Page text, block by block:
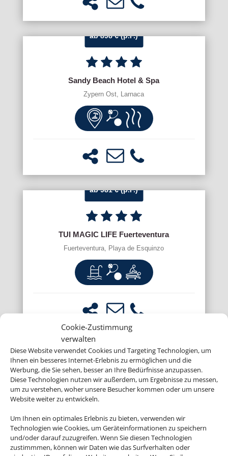
Cookie-Zustimmung
verwalten
Diese Website verwendet Cookies und Targeting Technologien, um
Ihnen ein besseres Internet-Erlebnis zu ermöglichen und die
Werbung, die Sie sehen, besser an Ihre Bedürfnisse anzupassen.
Diese Technologien nutzen wir außerdem, um Ergebnisse zu messen,
um zu verstehen, woher unsere Besucher kommen oder um unsere
Website weiter zu entwickeln.
Um Ihnen ein optimales Erlebnis zu bieten, verwenden wir
Technologien wie Cookies, um Geräteinformationen zu speichern
und/oder darauf zuzugreifen. Wenn Sie diesen Technologien
zustimmmen, können wir Daten wie das Surfverhalten oder
ab 898 € (p.P.)
Sandy Beach Hotel & Spa
Zypern Ost, Larnaca
ab 981 € (p.P.)
TUI MAGIC LIFE Fuerteventura
Fuerteventura, Playa de Esquinzo